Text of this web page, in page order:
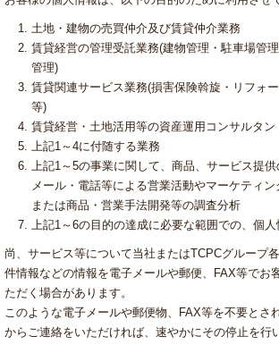
土地・建物の売買仲介及び賃貸仲介業務
賃貸経営の管理受託業務(建物管理・駐車場管
管理)
賃貸関連サービス業務(損害保険斡旋・リフォ
等)
賃貸経営・土地活用等の資産運用コンサルタン
上記1～4に付随する業務
上記1～5の事業に関して、商品、サービス提
メール・電話等による営業活動やマーケティ
または商品・営業手法開発等の調査分析
上記1～6の目的の達成に必要な範囲での、個
尚、サービス等について当社またはTCPCグループ
件情報などの情報を電子メールや郵便、FAX等でお
ただく場合があります。
このような電子メールや郵便物、FAX等を不要とさ
からご連絡をいただければ、速やかにその停止を行